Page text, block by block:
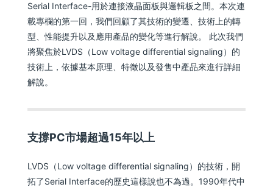
Serial Interface-用於連接液晶面板與邏輯板之間。本次連
載專欄的第一回，我們回顧了其技術的變遷、技術上的轉
型、性能提升以及應用產品的變化等進行解說。 此次我們
將聚焦於LVDS（Low voltage differential signaling）的
技術上，依據基本原理、特徵以及發售中產品來進行詳細
解說。
支撐PC市場超過15年以上
LVDS（Low voltage differential signaling）的技術，開
拓了Serial Interface的歷史這樣說也不為過。1990年代中